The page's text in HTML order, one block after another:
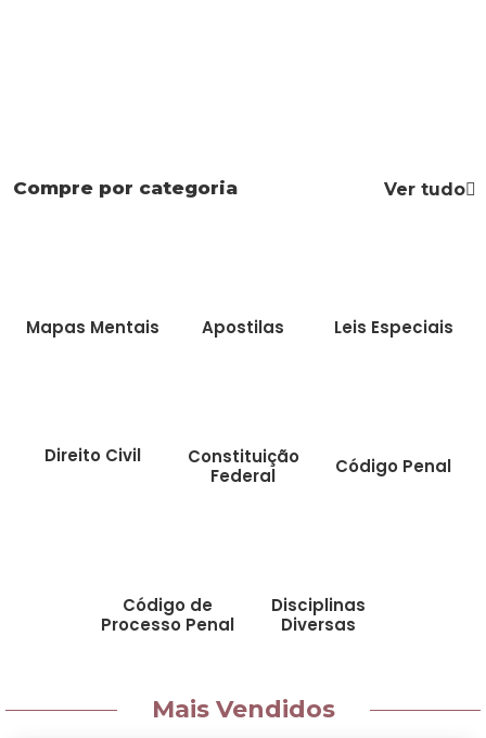
Compre por categoria Ver tudo
Mapas Mentais Apostilas Leis Especiais
Direito Civil
Constituição
Federal
Código Penal
Código de
Processo Penal
Disciplinas
Diversas
Mais Vendidos